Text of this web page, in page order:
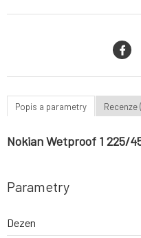
Popis a parametry Recenze
Nokian Wetproof 1 225/
Parametry
Dezen